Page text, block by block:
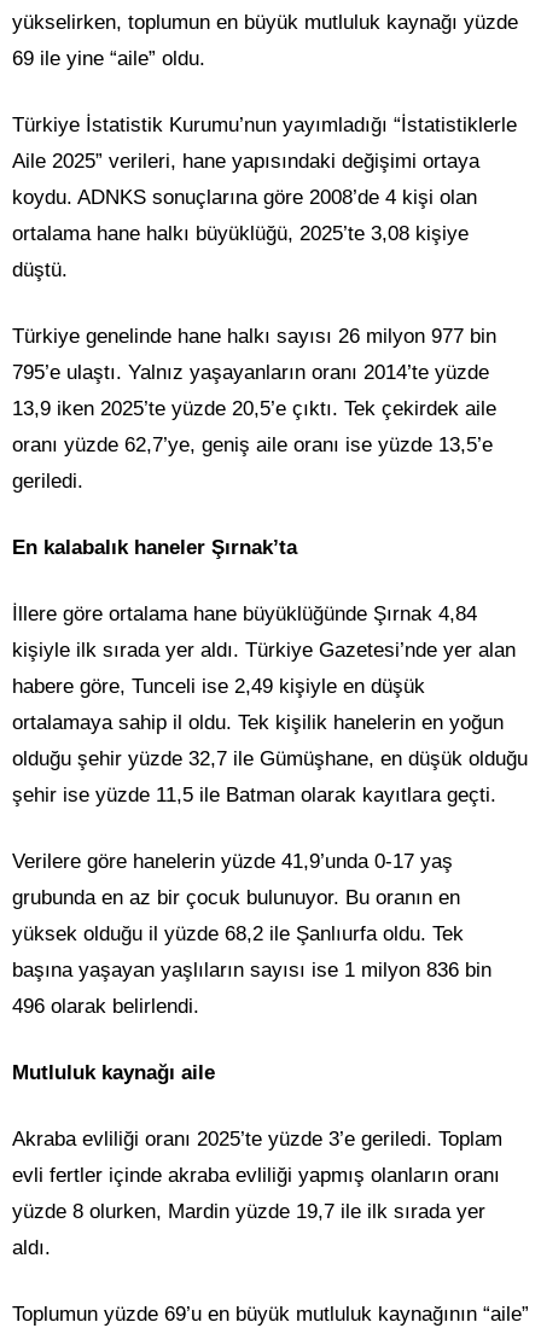
yükselirken, toplumun en büyük mutluluk kaynağı yüzde
69 ile yine “aile” oldu.
Türkiye İstatistik Kurumu’nun yayımladığı “İstatistiklerle
Aile 2025” verileri, hane yapısındaki değişimi ortaya
koydu. ADNKS sonuçlarına göre 2008’de 4 kişi olan
ortalama hane halkı büyüklüğü, 2025’te 3,08 kişiye
düştü.
Türkiye genelinde hane halkı sayısı 26 milyon 977 bin
795’e ulaştı. Yalnız yaşayanların oranı 2014’te yüzde
13,9 iken 2025’te yüzde 20,5’e çıktı. Tek çekirdek aile
oranı yüzde 62,7’ye, geniş aile oranı ise yüzde 13,5’e
geriledi.
En kalabalık haneler Şırnak’ta
İllere göre ortalama hane büyüklüğünde Şırnak 4,84
kişiyle ilk sırada yer aldı. Türkiye Gazetesi’nde yer alan
habere göre, Tunceli ise 2,49 kişiyle en düşük
ortalamaya sahip il oldu. Tek kişilik hanelerin en yoğun
olduğu şehir yüzde 32,7 ile Gümüşhane, en düşük olduğu
şehir ise yüzde 11,5 ile Batman olarak kayıtlara geçti.
Verilere göre hanelerin yüzde 41,9’unda 0-17 yaş
grubunda en az bir çocuk bulunuyor. Bu oranın en
yüksek olduğu il yüzde 68,2 ile Şanlıurfa oldu. Tek
başına yaşayan yaşlıların sayısı ise 1 milyon 836 bin
496 olarak belirlendi.
Mutluluk kaynağı aile
Akraba evliliği oranı 2025’te yüzde 3’e geriledi. Toplam
evli fertler içinde akraba evliliği yapmış olanların oranı
yüzde 8 olurken, Mardin yüzde 19,7 ile ilk sırada yer
aldı.
Toplumun yüzde 69’u en büyük mutluluk kaynağının “aile”